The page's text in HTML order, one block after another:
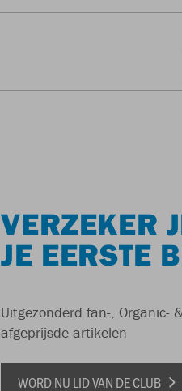
VERZEKER
JE EERSTE
Uitgezonderd fan-, Organic-
afgeprijsde artikelen
WORD NU LID VAN DE CLUB